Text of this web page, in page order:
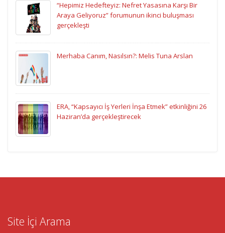
“Hepimiz Hedefteyiz: Nefret Yasasına Karşı Bir
Araya Geliyoruz” forumunun ikinci buluşması
gerçekleşti
Merhaba Canım, Nasılsın?: Melis Tuna Arslan
ERA, “Kapsayıcı İş Yerleri İnşa Etmek” etkinliğini 26
Haziran’da gerçekleştirecek
Site İçi Arama